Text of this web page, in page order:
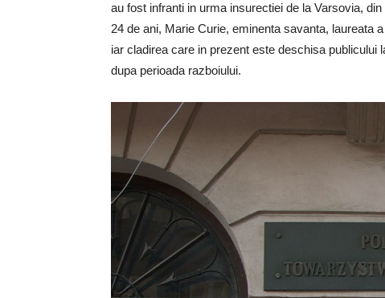
au fost infranti in urma insurectiei de la Varsovia,
24 de ani, Marie Curie, eminenta savanta, laureata
iar cladirea care in prezent este deschisa
dupa perioada razboiului.